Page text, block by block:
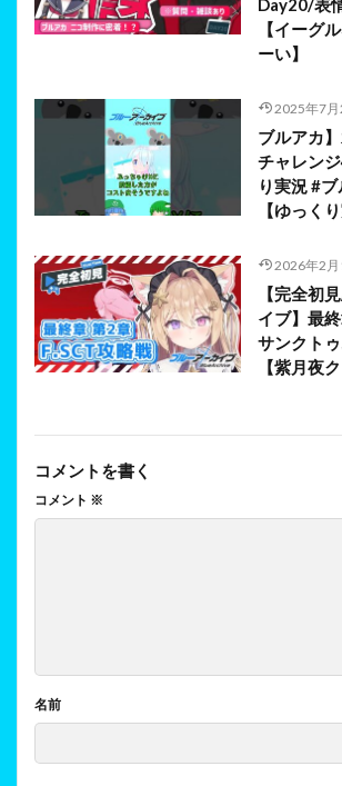
Day20/表
【イーグ
ーい】
2025年7月
ブルアカ
チャレン
り実況 #
【ゆっくり
2026年2月
【完全初
イブ】最
サンクト
【紫月夜
コメントを書く
コメント ※
名前